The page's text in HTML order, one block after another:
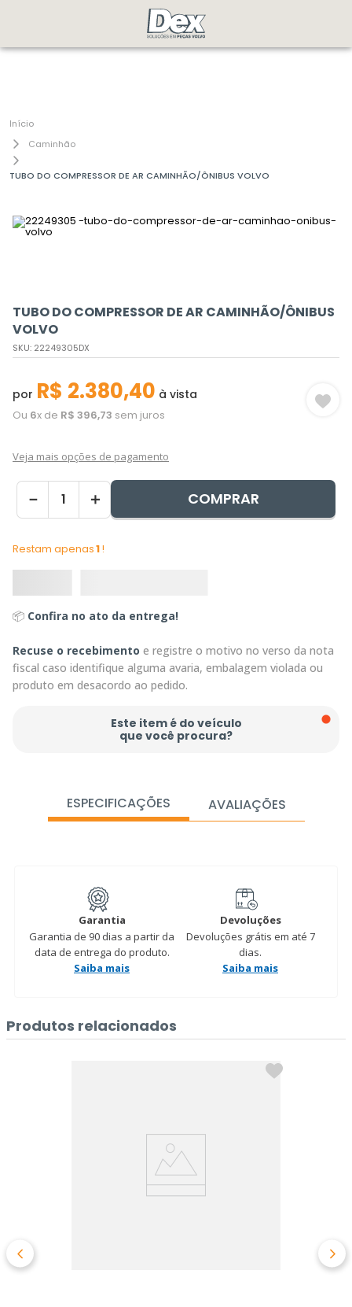
Caminhão
TUBO DO COMPRESSOR DE AR CAMINHÃO/ÔNIBUS VOLVO
TUBO DO COMPRESSOR DE AR CAMINHÃO/ÔNIBUS
VOLVO
SKU: 22249305DX
por R$ 2.380,40 à vista
Ou 6x de R$ 396,73 sem juros
Veja mais opções de pagamento
＋
－ COMPRAR
Restam apenas1!
📦 Confira no ato da entrega!
Recuse o recebimento e registre o motivo no verso da nota
fiscal caso identifique alguma avaria, embalagem violada ou
produto em desacordo ao pedido.
Este item é do veículo
que você procura?
ESPECIFICAÇÕES AVALIAÇÕES
Garantia
Garantia de 90 dias a partir da
data de entrega do produto.
Saiba mais
Devoluções
Devoluções grátis em até 7
dias.
Saiba mais
Produtos relacionados